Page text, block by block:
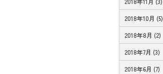
2018年10月 (5)
2018年8月 (2)
2018年7月 (3)
2018年6月 (7)